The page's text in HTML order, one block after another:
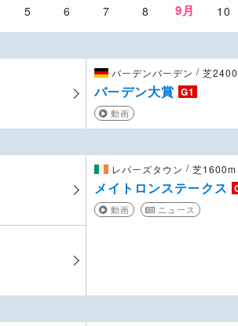
5 6 7 8 9月 10
バーデンバーデン / 芝
バーデン大賞 G1
動画
レパーズタウン / 芝1600m
メイトロンステークス
動画 ニュース